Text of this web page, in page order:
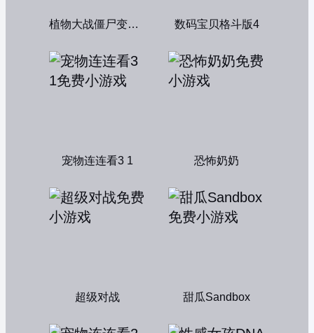
植物大战僵尸变态版 数码宝贝格斗版4
宠物连连看3 1 恐怖奶奶
超级对战 甜瓜Sandbox